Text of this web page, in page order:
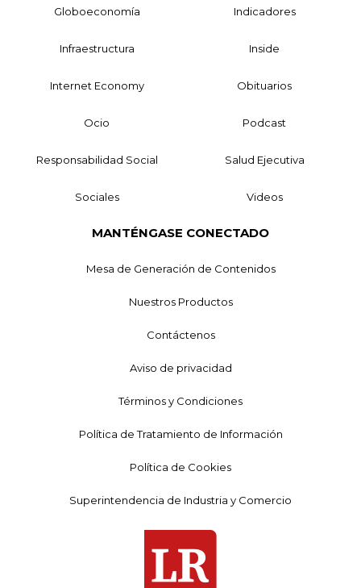
Globoeconomía Indicadores
Infraestructura Inside
Internet Economy Obituarios
Ocio Podcast
Responsabilidad Social Salud Ejecutiva
Sociales Videos
MANTÉNGASE CONECTADO
Mesa de Generación de Contenidos
Nuestros Productos
Contáctenos
Aviso de privacidad
Términos y Condiciones
Política de Tratamiento de Información
Política de Cookies
Superintendencia de Industria y Comercio